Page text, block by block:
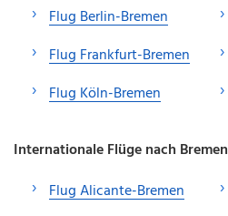
Flug Berlin-Bremen
Flug Frankfurt-Bremen
Flug Köln-Bremen
Internationale Flüge nach Bremen
Flug Alicante-Bremen